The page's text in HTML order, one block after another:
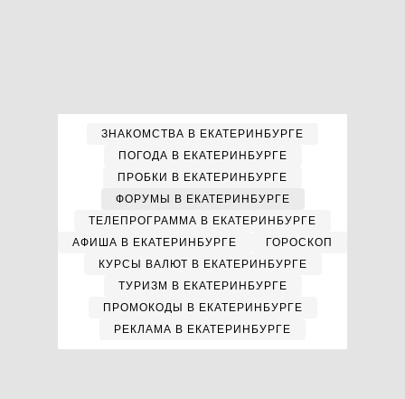
ЗНАКОМСТВА В ЕКАТЕРИНБУРГЕ
ПОГОДА В ЕКАТЕРИНБУРГЕ
ПРОБКИ В ЕКАТЕРИНБУРГЕ
ФОРУМЫ В ЕКАТЕРИНБУРГЕ
ТЕЛЕПРОГРАММА В ЕКАТЕРИНБУРГЕ
АФИША В ЕКАТЕРИНБУРГЕ
ГОРОСКОП
КУРСЫ ВАЛЮТ В ЕКАТЕРИНБУРГЕ
ТУРИЗМ В ЕКАТЕРИНБУРГЕ
ПРОМОКОДЫ В ЕКАТЕРИНБУРГЕ
РЕКЛАМА В ЕКАТЕРИНБУРГЕ